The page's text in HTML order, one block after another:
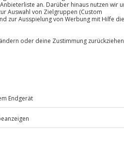
Über 9.000 Erlebnisse.
Volle Flexibilität
Maximale Sicherheit